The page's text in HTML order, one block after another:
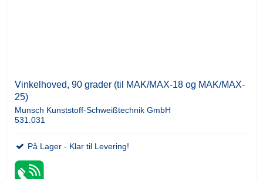
Vinkelhoved, 90 grader (til MAK/MAX-18 og MAK/MAX-
25)
Munsch Kunststoff-Schweißtechnik GmbH
531.031
På Lager - Klar til Levering!